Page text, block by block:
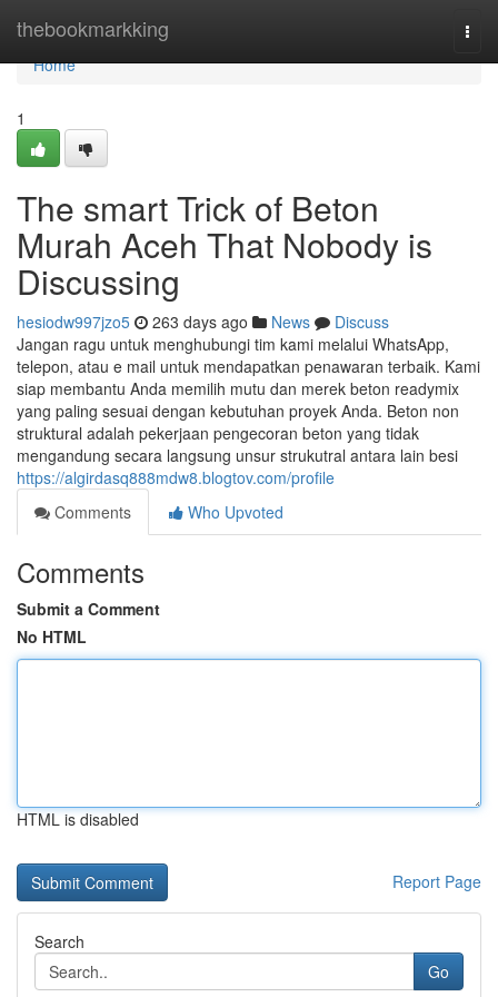
thebookmarkking
Home
Home
1
The smart Trick of Beton
Murah Aceh That Nobody is
Discussing
hesiodw997jzo5 263 days ago News
Discuss
Jangan ragu untuk menghubungi tim kami melalui WhatsApp,
telepon, atau e mail untuk mendapatkan penawaran terbaik. Kami
siap membantu Anda memilih mutu dan merek beton readymix
yang paling sesuai dengan kebutuhan proyek Anda. Beton non
struktural adalah pekerjaan pengecoran beton yang tidak
mengandung secara langsung unsur strukutral antara lain besi
https://algirdasq888mdw8.blogtov.com/profile
Comments
Who Upvoted
Comments
Submit a Comment
No HTML
HTML is disabled
Report Page
Search
Go